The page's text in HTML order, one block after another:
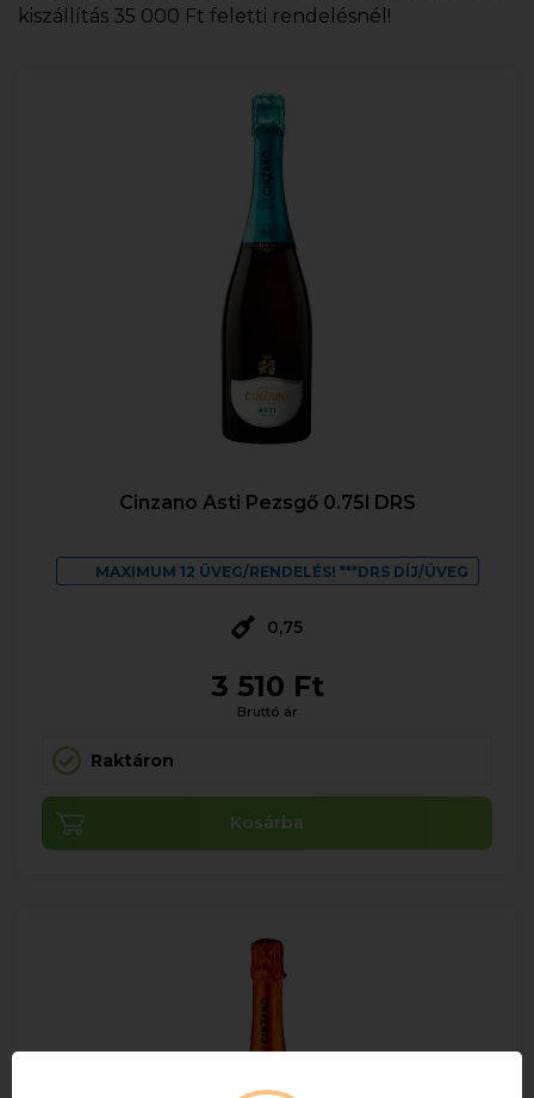
kiszállítás 35 000 Ft feletti rendelésnél!
Cinzano Asti Pezsgő 0.75l DRS
MAXIMUM 12 ÜVEG/RENDELÉS! ***DRS DÍJ/ÜVEG
0,75
3 510 Ft
Bruttó ár
Raktáron
Kosárba